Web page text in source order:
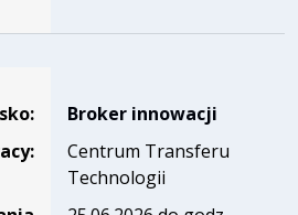
Broker innowacji
Centrum Transferu
Technologii